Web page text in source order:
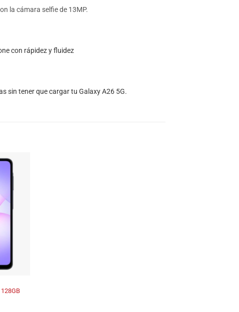
la cámara selfie de 13MP.
con rápidez y fluidez
sin tener que cargar tu Galaxy A26 5G.
128GB